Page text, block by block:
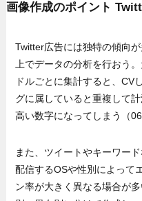
画像作成のポイント
Twitter広告には独特の傾向
上でデータの分析を行おう
ドルごとに集計すると、CV
グに属していると重複して
高い数字になってしまう（06
また、ツイートやキーワー
配信するOSや性別によって
ン率が大きく異なる場合が